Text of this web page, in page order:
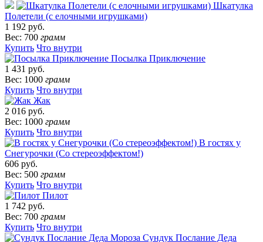
Шкатулка
Полетели (с елочными игрушками)
1 192 руб.
Вес: 700 грамм
Купить Что внутри
Посылка Приключение
1 431 руб.
Вес: 1000 грамм
Купить Что внутри
Жак
2 016 руб.
Вес: 1000 грамм
Купить Что внутри
В гостях у
Снегурочки (Со стереоэффектом!)
606 руб.
Вес: 500 грамм
Купить Что внутри
Пилот
1 742 руб.
Вес: 700 грамм
Купить Что внутри
Сундук Послание Деда